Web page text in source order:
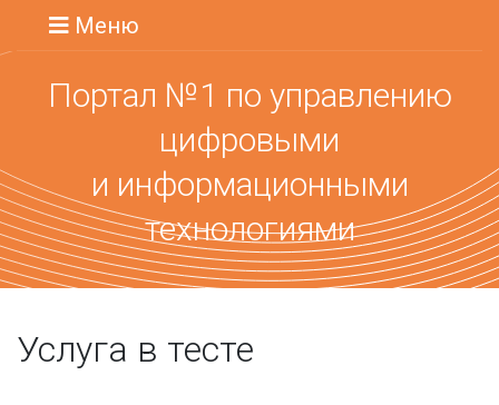
Меню
Портал №1 по управлению
цифровыми
и информационными
технологиями
Услуга в тесте